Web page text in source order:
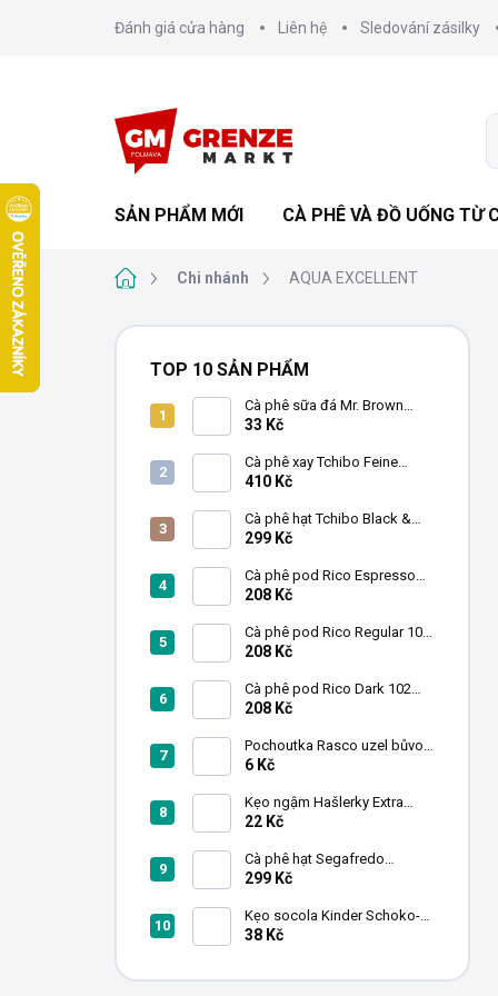
Đánh giá cửa hàng Liên hệ Sledování zásilky
SẢN PHẨM MỚI CÀ PHÊ VÀ ĐỒ UỐNG TỪ
TrangChi nhánh AQUA EXCELLENT
T
TOP 10 SẢN PHẨM
Cà phê sữa đá Mr. Brown
Black lon 240ml
33 Kč
Cà phê xay Tchibo Feine
Milde 4x250g
410 Kč
Cà phê hạt Tchibo Black &
White 1 kg
299 Kč
Cà phê pod Rico Espresso
102 miếng
208 Kč
Cà phê pod Rico Regular 102
miếng
208 Kč
Cà phê pod Rico Dark 102
miếng
208 Kč
Pochoutka Rasco uzel bůvolí
bílý 6,26cm 50ks
6 Kč
Kẹo ngậm Hašlerky Extra
Strong 90 g
22 Kč
Cà phê hạt Segafredo
Intermezzo 1kg
299 Kč
Kẹo socola Kinder Schoko-
Bons 46 g
38 Kč